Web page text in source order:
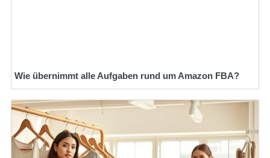
Wie übernimmt alle Aufgaben rund um Amazon FBA?